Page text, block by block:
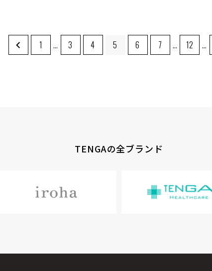
1 … 3 4 5 6 7 … 12 …
TENGAの全ブランド